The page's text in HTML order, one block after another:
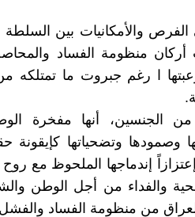
والأمكانيات بين السلطة
منظومة الفساد
ا رغم جبروت ما تمتلكه
من الجنسين، أنها مفخرة
وصمودها وتضحياتها كإيقونة
إندماجها الملحوظ مع
والفداء من أجل الوطن
من منظومة الفساد